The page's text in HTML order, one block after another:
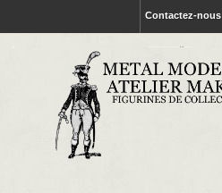
Contactez-nous